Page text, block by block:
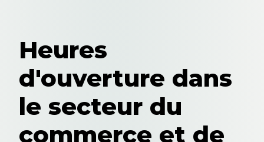
Heures
d'ouverture dans
le secteur du
commerce et de